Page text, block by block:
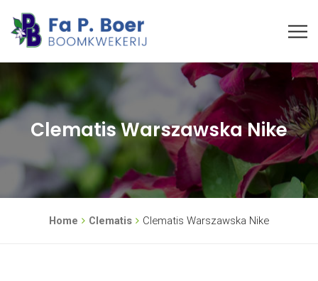
Clematis Warszawska Nike
Home Clematis Clematis Warszawska Nike